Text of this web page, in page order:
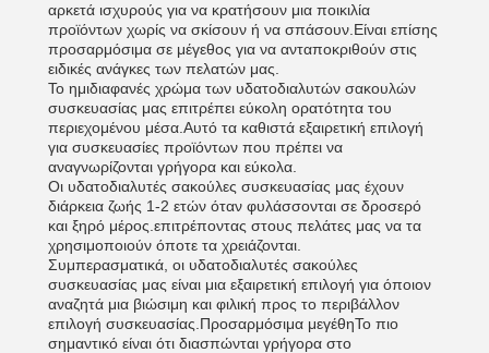
αρκετά ισχυρούς για να κρατήσουν μια ποικιλία
προϊόντων χωρίς να σκίσουν ή να σπάσουν.Είναι επίσης
προσαρμόσιμα σε μέγεθος για να ανταποκριθούν στις
ειδικές ανάγκες των πελατών μας.
Το ημιδιαφανές χρώμα των υδατοδιαλυτών σακουλών
συσκευασίας μας επιτρέπει εύκολη ορατότητα του
περιεχομένου μέσα.Αυτό τα καθιστά εξαιρετική επιλογή
για συσκευασίες προϊόντων που πρέπει να
αναγνωρίζονται γρήγορα και εύκολα.
Οι υδατοδιαλυτές σακούλες συσκευασίας μας έχουν
διάρκεια ζωής 1-2 ετών όταν φυλάσσονται σε δροσερό
και ξηρό μέρος.επιτρέποντας στους πελάτες μας να τα
χρησιμοποιούν όποτε τα χρειάζονται.
Συμπερασματικά, οι υδατοδιαλυτές σακούλες
συσκευασίας μας είναι μια εξαιρετική επιλογή για όποιον
αναζητά μια βιώσιμη και φιλική προς το περιβάλλον
επιλογή συσκευασίας.Προσαρμόσιμα μεγέθηΤο πιο
σημαντικό είναι ότι διασπώνται γρήγορα στο